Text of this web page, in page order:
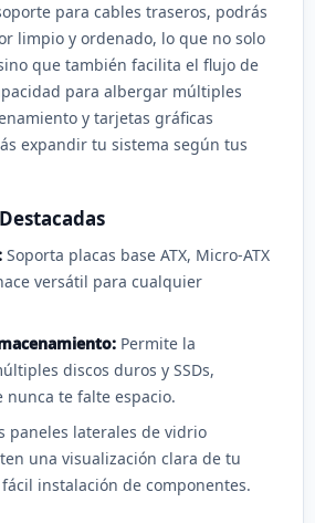
para cables traseros, podrás
limpio y ordenado, lo que no solo
que también facilita el flujo de
para albergar múltiples
y tarjetas gráficas
expandir tu sistema según tus
Soporta placas base ATX, Micro-ATX
versátil para cualquier
Permite la
discos duros y SSDs,
nunca te falte espacio.
paneles laterales de vidrio
una visualización clara de tu
instalación de componentes.